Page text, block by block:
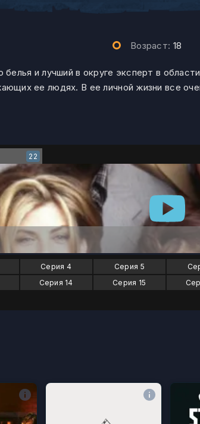
Возраст: 18
белья и лучший в округе эксперт в
ее людях. В ее личной жизни все
22
Серия 4 Серия 5
Серия 14 Серия 15